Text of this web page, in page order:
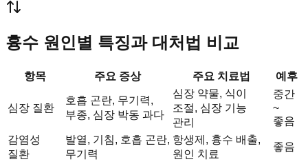
흉수 원인별 특징과 대처법 비교
항목 주요 증상 주요 치료법 예후
심장 질환
호흡 곤란, 무기력,
부종, 심장 박동 과다
심장 약물, 식이
조절, 심장 기능
관리
중간
~
좋음
감염성
질환
발열, 기침, 호흡 곤란,
무기력
항생제, 흉수 배출,
원인 치료
좋음